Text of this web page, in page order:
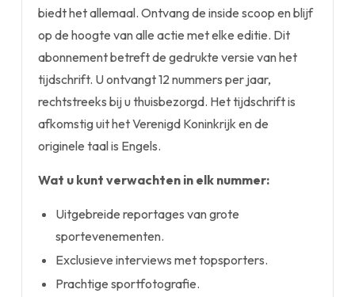
biedt het allemaal. Ontvang de inside scoop en blijf
op de hoogte van alle actie met elke editie. Dit
abonnement betreft de gedrukte versie van het
tijdschrift. U ontvangt 12 nummers per jaar,
rechtstreeks bij u thuisbezorgd. Het tijdschrift is
afkomstig uit het Verenigd Koninkrijk en de
originele taal is Engels.
Wat u kunt verwachten in elk nummer:
Uitgebreide reportages van grote
sportevenementen.
Exclusieve interviews met topsporters.
Prachtige sportfotografie.